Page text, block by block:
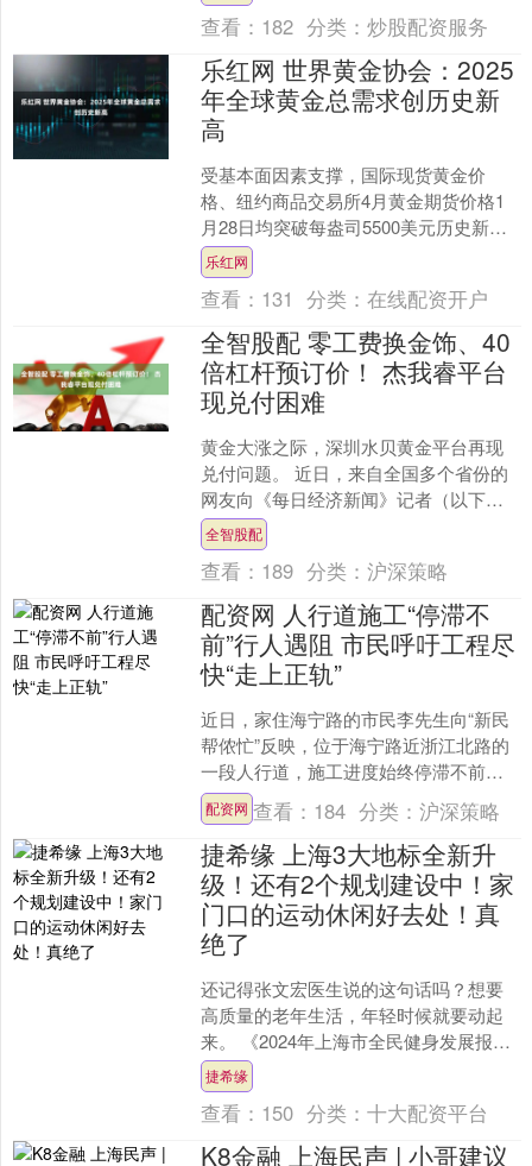
查看： 182 分类：炒股配资服务
乐红网 世界黄金协会：2025
年全球黄金总需求创历史新
高
受基本面因素支撑，国际现货黄金价
格、纽约商品交易所4月黄金期货价格1
月28日均突破每盎司5500美元历史新
高。 图为1月29日，在浙江省湖州市德清
县禹越镇的一家....
乐红网
查看： 131 分类：在线配资开户
全智股配 零工费换金饰、40
倍杠杆预订价！ 杰我睿平台
现兑付困难
黄金大涨之际，深圳水贝黄金平台再现
兑付问题。 近日，来自全国多个省份的
网友向《每日经济新闻》记者（以下简
称每经记者）表示，自己平时买卖黄金
的杰我睿平台微信小程序....
全智股配
查看： 189 分类：沪深策略
配资网 人行道施工“停滞不
前”行人遇阻 市民呼吁工程尽
快“走上正轨”
近日，家住海宁路的市民李先生向“新民
帮侬忙”反映，位于海宁路近浙江北路的
一段人行道，施工进度始终停滞不前，
现场管理更是严重缺位。这不仅拉低了
街区的“颜值”，更给....
配资网 查看： 184 分类：沪深策略
捷希缘 上海3大地标全新升
级！还有2个规划建设中！家
门口的运动休闲好去处！真
绝了
还记得张文宏医生说的这句话吗？想要
高质量的老年生活，年轻时候就要动起
来。 《2024年上海市全民健身发展报
告》提到，上海经常参加体育锻炼的人
数比例已达50.7%....
捷希缘
查看： 150 分类：十大配资平台
K8金融 上海民声 | 小哥建议